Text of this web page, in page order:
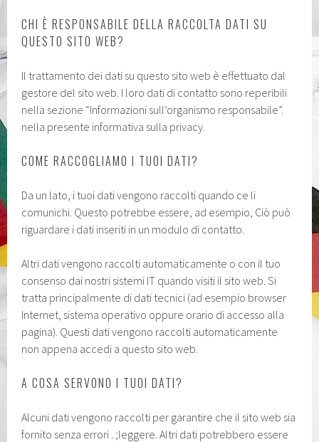
CHI È RESPONSABILE DELLA RACCOLTA DATI SU
QUESTO SITO WEB?
Il trattamento dei dati su questo sito web è effettuato dal
gestore del sito web. I loro dati di contatto sono reperibili
nella sezione “Informazioni sull’organismo responsabile”.
nella presente informativa sulla privacy.
COME RACCOGLIAMO I TUOI DATI?
Da un lato, i tuoi dati vengono raccolti quando ce li
comunichi. Questo potrebbe essere, ad esempio, Ciò può
riguardare i dati inseriti in un modulo di contatto.
Altri dati vengono raccolti automaticamente o con il tuo
consenso dai nostri sistemi IT quando visiti il ​​sito web. Si
tratta principalmente di dati tecnici (ad esempio browser
Internet, sistema operativo oppure orario di accesso alla
pagina). Questi dati vengono raccolti automaticamente
non appena accedi a questo sito web.
A COSA SERVONO I TUOI DATI?
Alcuni dati vengono raccolti per garantire che il sito web sia
fornito senza errori . ;leggere. Altri dati potrebbero essere